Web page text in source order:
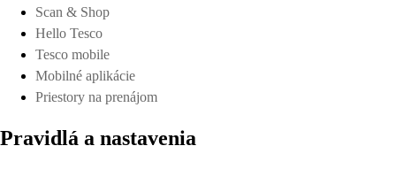
Scan & Shop
Hello Tesco
Tesco mobile
Mobilné aplikácie
Priestory na prenájom
Pravidlá a nastavenia